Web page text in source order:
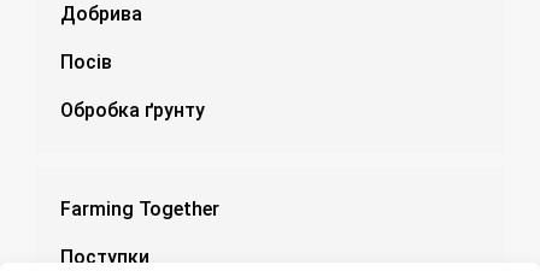
Добрива
Посів
Обробка ґрунту
Farming Together
Поступки